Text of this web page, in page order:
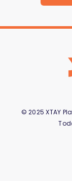
© 2025 XTAY